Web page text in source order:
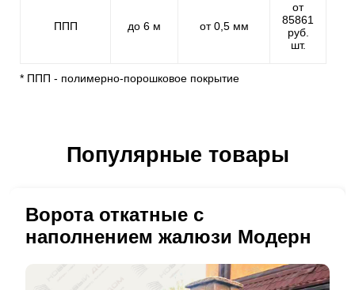
ППП до 6 м от 0,5 мм
от
85861
руб.
шт.
* ППП - полимерно-порошковое покрытие
Популярные товары
Ворота откатные с
наполнением жалюзи Модерн